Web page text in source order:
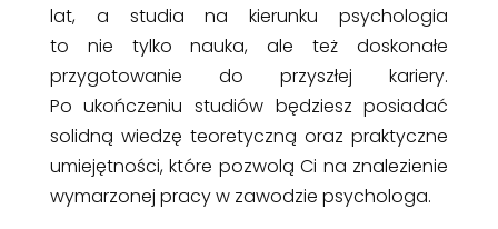
lat, a studia na kierunku psychologia
to nie tylko nauka, ale też doskonałe
przygotowanie do przyszłej kariery.
Po ukończeniu studiów będziesz posiadać
solidną wiedzę teoretyczną oraz praktyczne
umiejętności, które pozwolą Ci na znalezienie
wymarzonej pracy w zawodzie psychologa.